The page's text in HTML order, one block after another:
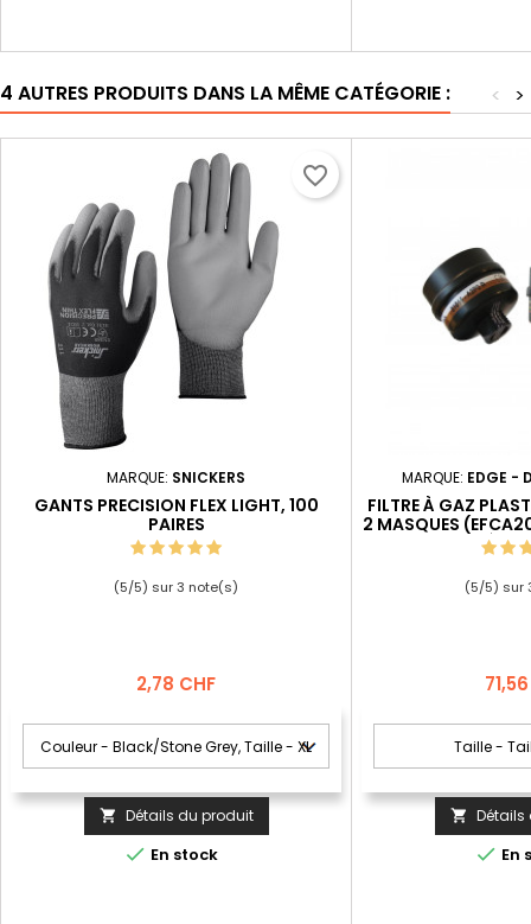
4 AUTRES PRODUITS DANS LA MÊME CATÉGORIE : >
<
MARQUE: SNICKERS
GANTS PRECISION FLEX LIGHT, 100
PAIRES
(5/5) sur3 note(s)
Prix
2,78 CHF
 Détails du produit
 En stock
favorite_border
MARQUE: EDGE -
FILTRE À GAZ
2 MASQUES
À
(5/5) sur
Prix
 Détails
 En